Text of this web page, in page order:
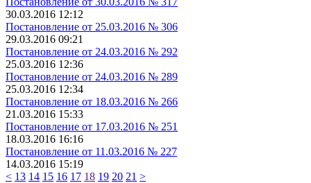
30.03.2016 12:12
Постановление от 25.03.2016 № 306
29.03.2016 09:21
Постановление от 24.03.2016 № 292
25.03.2016 12:36
Постановление от 24.03.2016 № 289
25.03.2016 12:34
Постановление от 18.03.2016 № 266
21.03.2016 15:33
Постановление от 17.03.2016 № 251
18.03.2016 16:16
Постановление от 11.03.2016 № 227
14.03.2016 15:19
< 13 14 15 16 17 18 19 20 21 >